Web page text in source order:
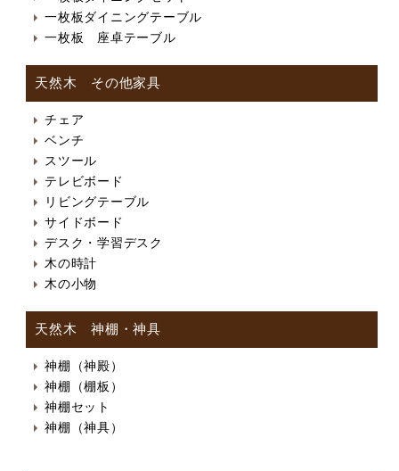
一枚板ダイニングテーブル
一枚板 座卓テーブル
天然木 その他家具
チェア
ベンチ
スツール
テレビボード
リビングテーブル
サイドボード
デスク・学習デスク
木の時計
木の小物
天然木 神棚・神具
神棚（神殿）
神棚（棚板）
神棚セット
神棚（神具）